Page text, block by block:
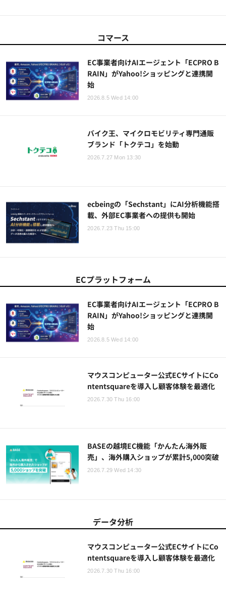
コマース
EC事業者向けAIエージェント「ECPRO B
RAIN」がYahoo!ショッピングと連携開
始
2026.8.5 Wed 14:00
バイク王、マイクロモビリティ専門通販
ブランド「トクテコ」を始動
2026.7.27 Mon 13:30
ecbeingの「Sechstant」にAI分析機能搭
載、外部EC事業者への提供も開始
2026.7.23 Thu 15:00
ECプラットフォーム
EC事業者向けAIエージェント「ECPRO B
RAIN」がYahoo!ショッピングと連携開
始
2026.8.5 Wed 14:00
マウスコンピューター公式ECサイトにCo
ntentsquareを導入し顧客体験を最適化
2026.7.30 Thu 16:00
BASEの越境EC機能「かんたん海外販
売」、海外購入ショップが累計5,000突破
2026.7.29 Wed 14:30
データ分析
マウスコンピューター公式ECサイトにCo
ntentsquareを導入し顧客体験を最適化
2026.7.30 Thu 16:00